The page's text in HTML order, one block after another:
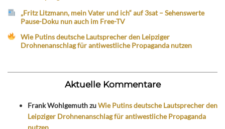
„Fritz Litzmann, mein Vater und ich“ auf 3sat – Sehenswerte
Pause-Doku nun auch im Free-TV
Wie Putins deutsche Lautsprecher den Leipziger
Drohnenanschlag für antiwestliche Propaganda nutzen
Aktuelle Kommentare
Frank WohlgemuthzuWie Putins deutsche Lautsprecher den
Leipziger Drohnenanschlag für antiwestliche Propaganda